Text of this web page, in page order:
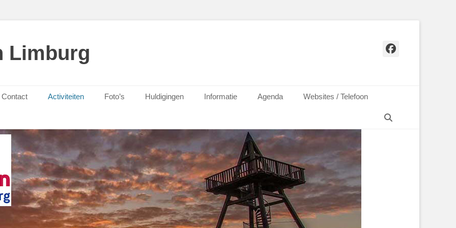
Limburg Facebook
Contact Activiteiten Foto’s Huldigingen Informatie Agenda
Websites / Telefoon